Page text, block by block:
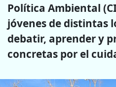
Política Ambiental
jóvenes de distintas
debatir, aprender y
concretas por el